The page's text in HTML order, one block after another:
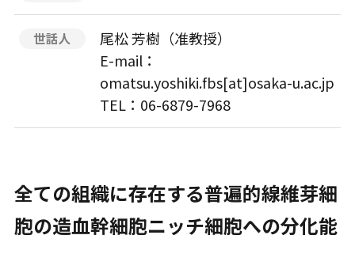
世話人
尾松 芳樹（准教授）
E-mail：
omatsu.yoshiki.fbs[at]osaka-u.ac.jp
TEL：06-6879-7968
全ての組織に存在する普遍的線維芽細
胞の造血幹細胞ニッチ細胞への分化能